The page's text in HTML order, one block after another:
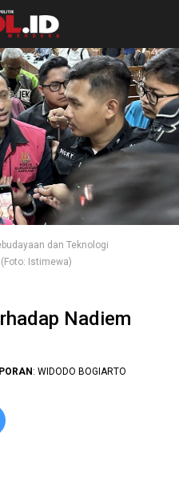
dan Teknologi
Istimewa)
Nadiem
: WIDODO BOGIARTO